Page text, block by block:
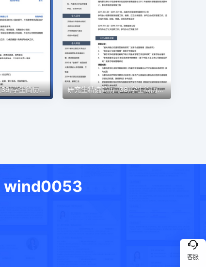
研究生精选简历 (39)学生简历word模板 研究生精选简历 (38)学生简历word模板
wind0053
客服